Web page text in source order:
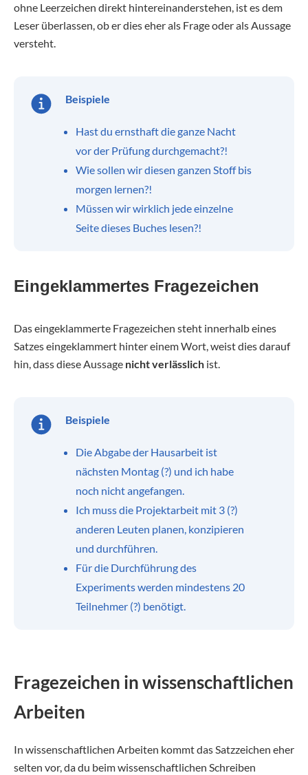
ohne Leerzeichen direkt hintereinanderstehen, ist es dem
Leser überlassen, ob er dies eher als Frage oder als Aussage
versteht.
Beispiele
Hast du ernsthaft die ganze Nacht
vor der Prüfung durchgemacht?!
Wie sollen wir diesen ganzen Stoff bis
morgen lernen?!
Müssen wir wirklich jede einzelne
Seite dieses Buches lesen?!
Eingeklammertes Fragezeichen
Das eingeklammerte Fragezeichen steht innerhalb eines
Satzes eingeklammert hinter einem Wort, weist dies darauf
hin, dass diese Aussage nicht verlässlich ist.
Beispiele
Die Abgabe der Hausarbeit ist
nächsten Montag (?) und ich habe
noch nicht angefangen.
Ich muss die Projektarbeit mit 3 (?)
anderen Leuten planen, konzipieren
und durchführen.
Für die Durchführung des
Experiments werden mindestens 20
Teilnehmer (?) benötigt.
Fragezeichen in wissenschaftlichen
Arbeiten
In wissenschaftlichen Arbeiten kommt das Satzzeichen eher
selten vor, da du beim wissenschaftlichen Schreiben